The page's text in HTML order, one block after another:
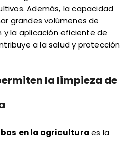
Además, la capacidad
grandes volúmenes de
la aplicación eficiente de
a la salud y protección
la limpieza de
en la agricultura es la